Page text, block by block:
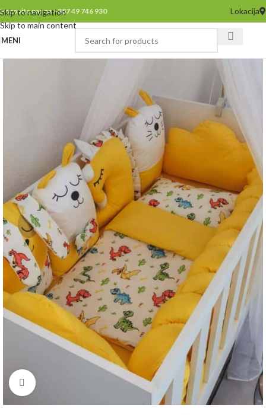
Skip to navigation
Skip to main content
Pozovite nas na +387 49 746 930 Lokacija
MENI
Click to enlarge